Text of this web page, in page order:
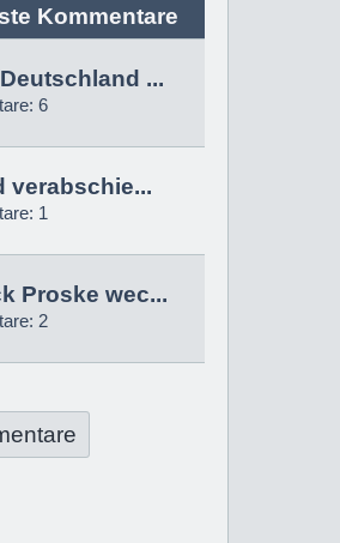
Kommentare
...
6
verabschie...
1
Proske wec...
2